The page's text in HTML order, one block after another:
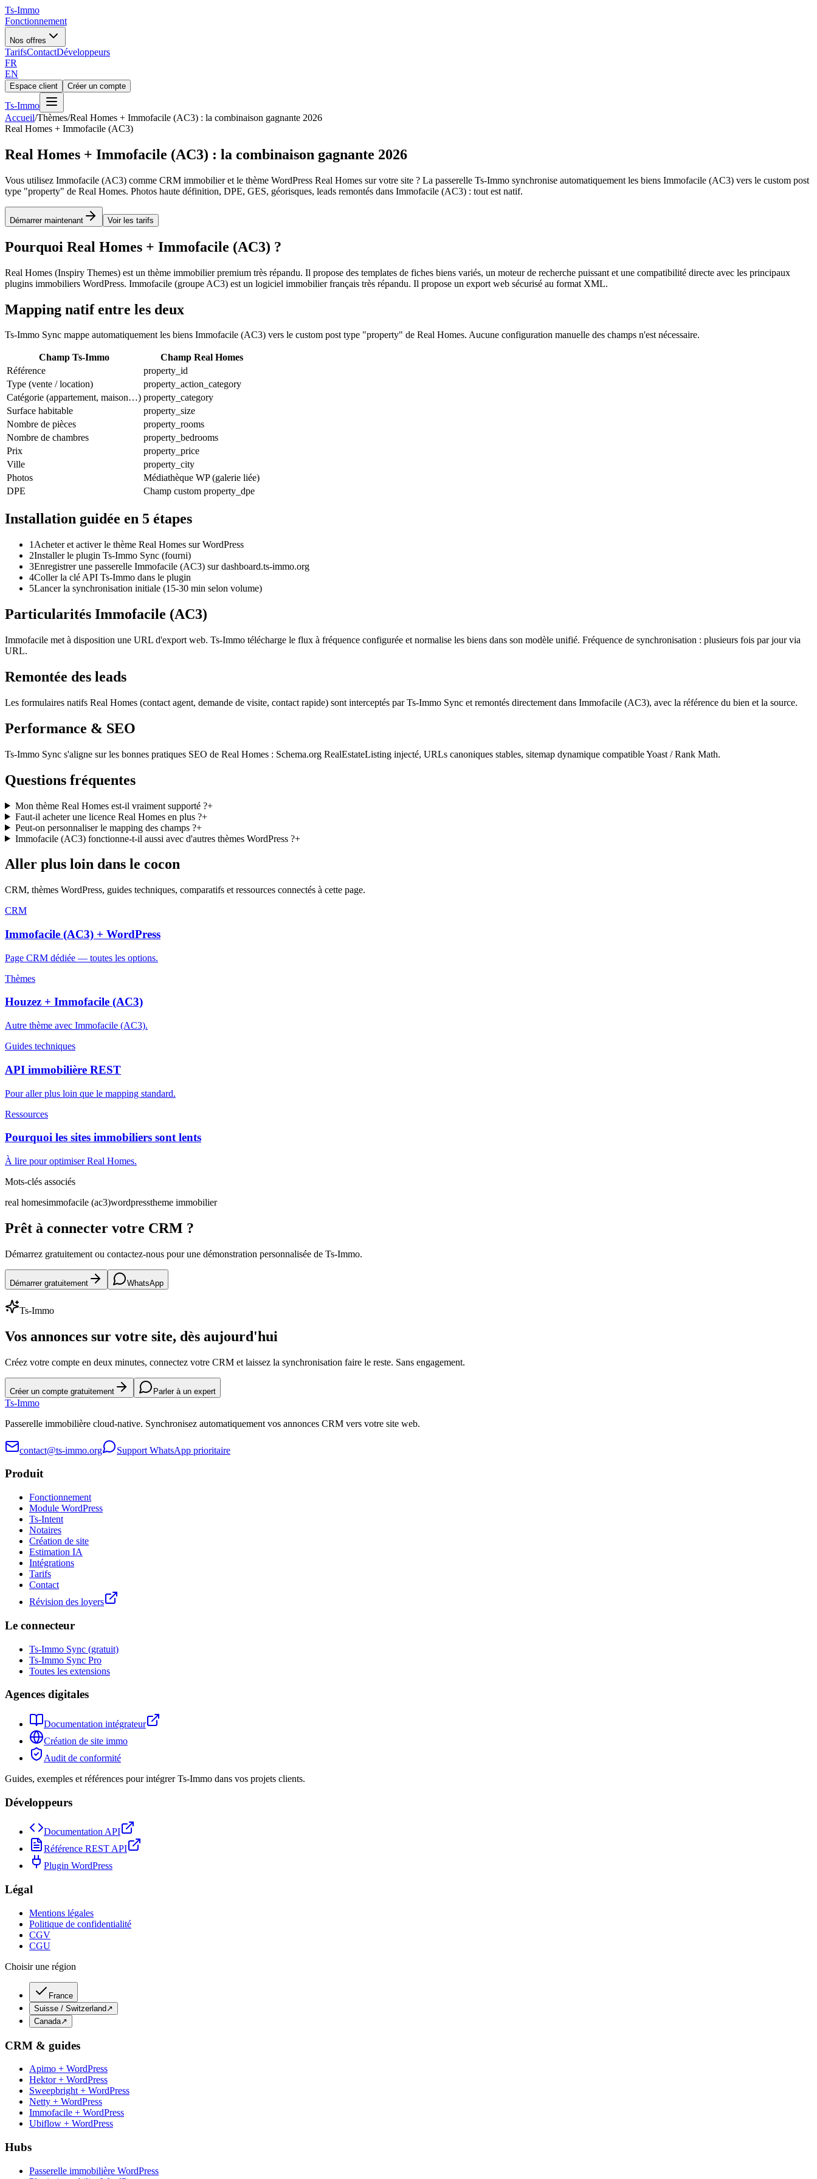
Ts-Immo
Fonctionnement
Nos offres
TarifsContactDéveloppeurs
FR
EN
Espace client Créer un compte
Ts-Immo
Accueil/Thèmes/Real Homes + Immofacile (AC3) : la combinaison gagnante 2026
Real Homes + Immofacile (AC3)
Real Homes + Immofacile (AC3) : la combinaison gagnante 2026
Vous utilisez Immofacile (AC3) comme CRM immobilier et le thème WordPress Real Homes sur votre site ? La passerelle Ts-Immo synchronise automatiquement les biens Immofacile (AC3) vers le custom post
type "property" de Real Homes. Photos haute définition, DPE, GES, géorisques, leads remontés dans Immofacile (AC3) : tout est natif.
Démarrer maintenant Voir les tarifs
Pourquoi Real Homes + Immofacile (AC3) ?
Real Homes (Inspiry Themes) est un thème immobilier premium très répandu. Il propose des templates de fiches biens variés, un moteur de recherche puissant et une compatibilité directe avec les principaux
plugins immobiliers WordPress. Immofacile (groupe AC3) est un logiciel immobilier français très répandu. Il propose un export web sécurisé au format XML.
Mapping natif entre les deux
Ts-Immo Sync mappe automatiquement les biens Immofacile (AC3) vers le custom post type "property" de Real Homes. Aucune configuration manuelle des champs n'est nécessaire.
Champ Ts-Immo
Champ Real Homes
Référence
property_id
Type (vente / location)
property_action_category
Catégorie (appartement, maison…) property_category
Surface habitable
property_size
Nombre de pièces
property_rooms
Nombre de chambres
property_bedrooms
Prix
property_price
Ville
property_city
Photos
Médiathèque WP (galerie liée)
DPE
Champ custom property_dpe
Installation guidée en 5 étapes
1 Acheter et activer le thème Real Homes sur WordPress
2Installer le plugin Ts-Immo Sync (fourni)
3Enregistrer une passerelle Immofacile (AC3) sur dashboard.ts-immo.org
4Coller la clé API Ts-Immo dans le plugin
5Lancer la synchronisation initiale (15-30 min selon volume)
Particularités Immofacile (AC3)
Immofacile met à disposition une URL d'export web. Ts-Immo télécharge le flux à fréquence configurée et normalise les biens dans son modèle unifié. Fréquence de synchronisation : plusieurs fois par jour via
URL.
Remontée des leads
Les formulaires natifs Real Homes (contact agent, demande de visite, contact rapide) sont interceptés par Ts-Immo Sync et remontés directement dans Immofacile (AC3), avec la référence du bien et la source.
Performance & SEO
Ts-Immo Sync s'aligne sur les bonnes pratiques SEO de Real Homes : Schema.org RealEstateListing injecté, URLs canoniques stables, sitemap dynamique compatible Yoast / Rank Math.
Questions fréquentes
Mon thème Real Homes est-il vraiment supporté ?+
Faut-il acheter une licence Real Homes en plus ?+
Peut-on personnaliser le mapping des champs ?+
Immofacile (AC3) fonctionne-t-il aussi avec d'autres thèmes WordPress ?+
Aller plus loin dans le cocon
CRM, thèmes WordPress, guides techniques, comparatifs et ressources connectés à cette page.
CRM
Immofacile (AC3) + WordPress
Page CRM dédiée — toutes les options.
Thèmes
Houzez + Immofacile (AC3)
Autre thème avec Immofacile (AC3).
Guides techniques
API immobilière REST
Pour aller plus loin que le mapping standard.
Ressources
Pourquoi les sites immobiliers sont lents
À lire pour optimiser Real Homes.
Mots-clés associés
real homesimmofacile (ac3)wordpresstheme immobilier
Prêt à connecter votre CRM ?
Démarrez gratuitement ou contactez-nous pour une démonstration personnalisée de Ts-Immo.
Démarrer gratuitement WhatsApp
Ts-Immo
Vos annonces sur votre site, dès aujourd'hui
Créez votre compte en deux minutes, connectez votre CRM et laissez la synchronisation faire le reste. Sans engagement.
Créer un compte gratuitement Parler à un expert
Ts-Immo
Passerelle immobilière cloud-native. Synchronisez automatiquement vos annonces CRM vers votre site web.
contact@ts-immo.org Support WhatsApp prioritaire
Produit
Fonctionnement
Module WordPress
Ts-Intent
Notaires
Création de site
Estimation IA
Intégrations
Tarifs
Contact
Révision des loyers
Le connecteur
Ts-Immo Sync (gratuit)
Ts-Immo Sync Pro
Toutes les extensions
Agences digitales
Documentation intégrateur
Création de site immo
Audit de conformité
Guides, exemples et références pour intégrer Ts-Immo dans vos projets clients.
Développeurs
Documentation API
Référence REST API
Plugin WordPress
Légal
Mentions légales
Politique de confidentialité
CGV
CGU
Choisir une région
France
Suisse / Switzerland ↗
Canada↗
CRM & guides
Apimo + WordPress
Hektor + WordPress
Sweepbright + WordPress
Netty + WordPress
Immofacile + WordPress
Ubiflow + WordPress
Hubs
Passerelle immobilière WordPress